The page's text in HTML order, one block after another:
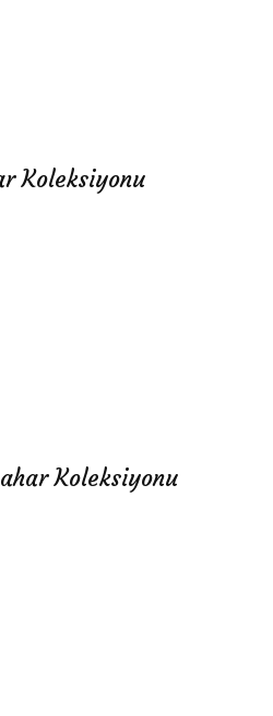
Koleksiyonu
Koleksiyonu